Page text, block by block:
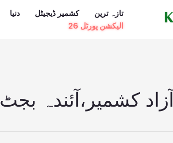
تازہ ترین کشمیر ڈیجیٹل دنیا
الیکشن پورٹل 26
آزاد کشمیر،آئندہ بجٹ